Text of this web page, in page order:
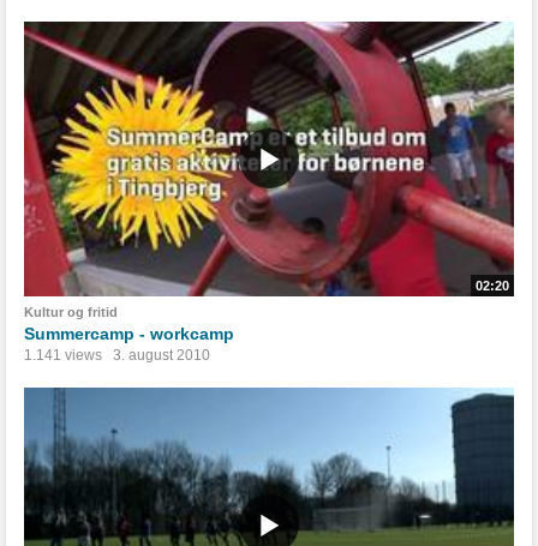
02:20
Kultur og fritid
Summercamp - workcamp
1.141 views 3. august 2010